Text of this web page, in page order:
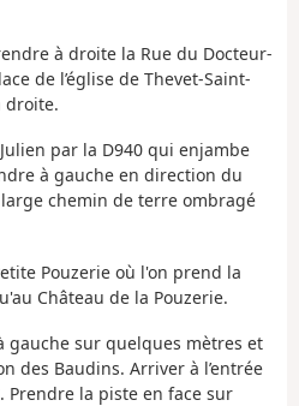
à droite la Rue du Docteur-
de l’église de Thevet-Saint-
droite.
par la D940 qui enjambe
à gauche en direction du
chemin de terre ombragé
Pouzerie où l'on prend la
Château de la Pouzerie.
gauche sur quelques mètres et
des Baudins. Arriver à l’entrée
Prendre la piste en face sur